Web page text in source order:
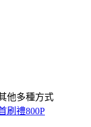
他多種方式
刷禮800P